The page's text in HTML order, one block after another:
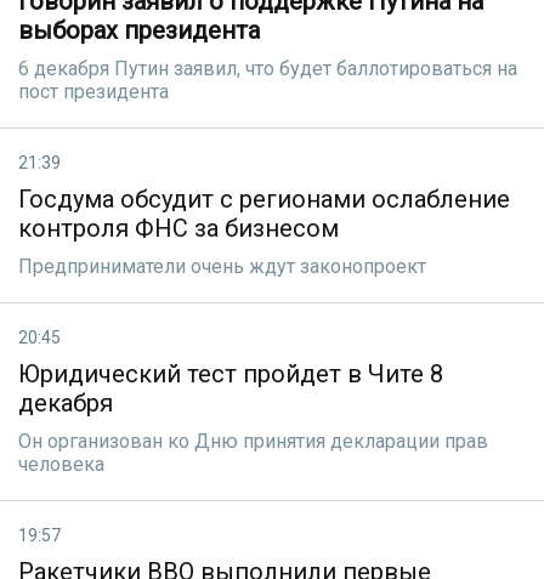
выборах президента
6 декабря Путин заявил, что будет баллотироваться на
пост президента
21:39
Госдума обсудит с регионами ослабление
контроля ФНС за бизнесом
Предприниматели очень ждут законопроект
20:45
Юридический тест пройдет в Чите 8
декабря
Он организован ко Дню принятия декларации прав
человека
19:57
Ракетчики ВВО выполнили первые